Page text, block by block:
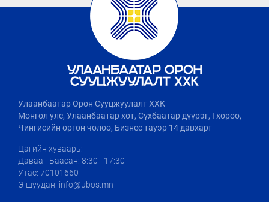
Улаанбаатар Орон Сууцжуулалт ХХК
Монгол улс, Улаанбаатар хот, Сүхбаатар дүүрэг, I хороо,
Чингисийн өргөн чөлөө, Бизнес тауэр 14 давхарт
Цагийн хуваарь:
Даваа - Баасан: 8:30 - 17:30
Утас: 70101660
Э-шуудан: info@ubos.mn